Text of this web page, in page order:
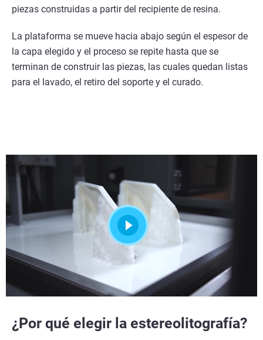
piezas construidas a partir del recipiente de resina.
La plataforma se mueve hacia abajo según el espesor de
la capa elegido y el proceso se repite hasta que se
terminan de construir las piezas, las cuales quedan listas
para el lavado, el retiro del soporte y el curado.
¿Por qué elegir la estereolitografía?